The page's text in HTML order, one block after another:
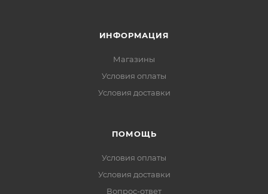
ИНФОРМАЦИЯ
Магазины
Условия оплаты
Условия доставки
ПОМОЩЬ
Условия оплаты
Условия доставки
Вопрос-ответ